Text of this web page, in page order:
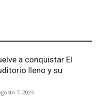
a conquistar El
lleno y su
7, 2026